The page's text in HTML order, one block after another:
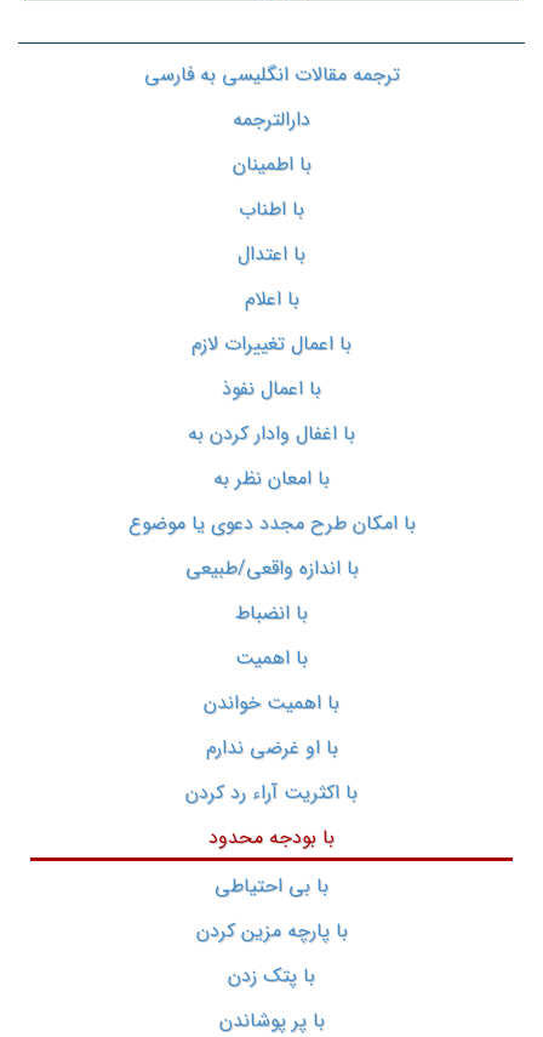
ترجمه مقالات انگلیسی به فارسی
دارالترجمه
با اطمینان
با اطناب
با اعتدال
با اعلام
با اعمال تغییرات لازم
با اعمال نفوذ
با اغفال وادار کردن به
با امعان نظر به
با امکان طرح مجدد دعوی یا موضوع
با اندازه واقعی/طبیعی
با انضباط
با اهمیت
با اهمیت خواندن
با او غرضی ندارم
با اکثریت آراء رد کردن
با بودجه محدود
با بی احتیاطی
با پارچه مزین کردن
با پتک زدن
با پر پوشاندن